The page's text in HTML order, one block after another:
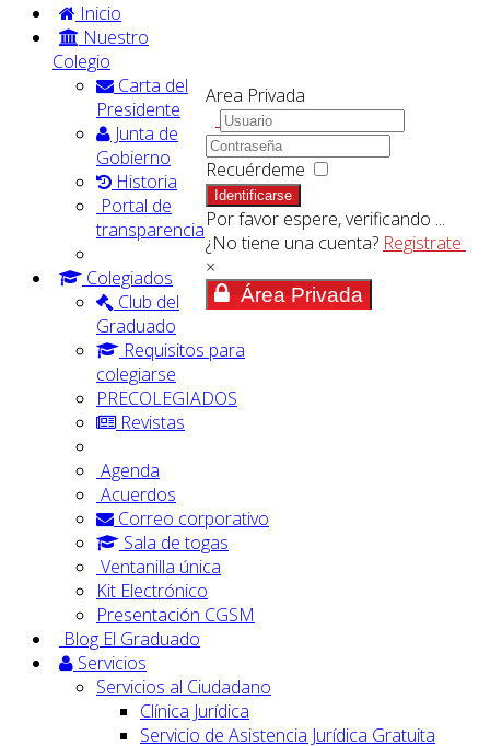
Area Privada
Recuérdeme
Identificarse
Por favor espere, verificando ...
¿No tiene una cuenta? Registrate
×
Área Privada
Inicio
Nuestro
Colegio
Carta del
Presidente
Junta de
Gobierno
Historia
Portal de
transparencia
Colegiados
Club del
Graduado
Requisitos para
colegiarse
PRECOLEGIADOS
Revistas
Agenda
Acuerdos
Correo corporativo
Sala de togas
Ventanilla única
Kit Electrónico
Presentación CGSM
Blog El Graduado
Servicios
Servicios al Ciudadano
Clínica Jurídica
Servicio de Asistencia Jurídica Gratuita